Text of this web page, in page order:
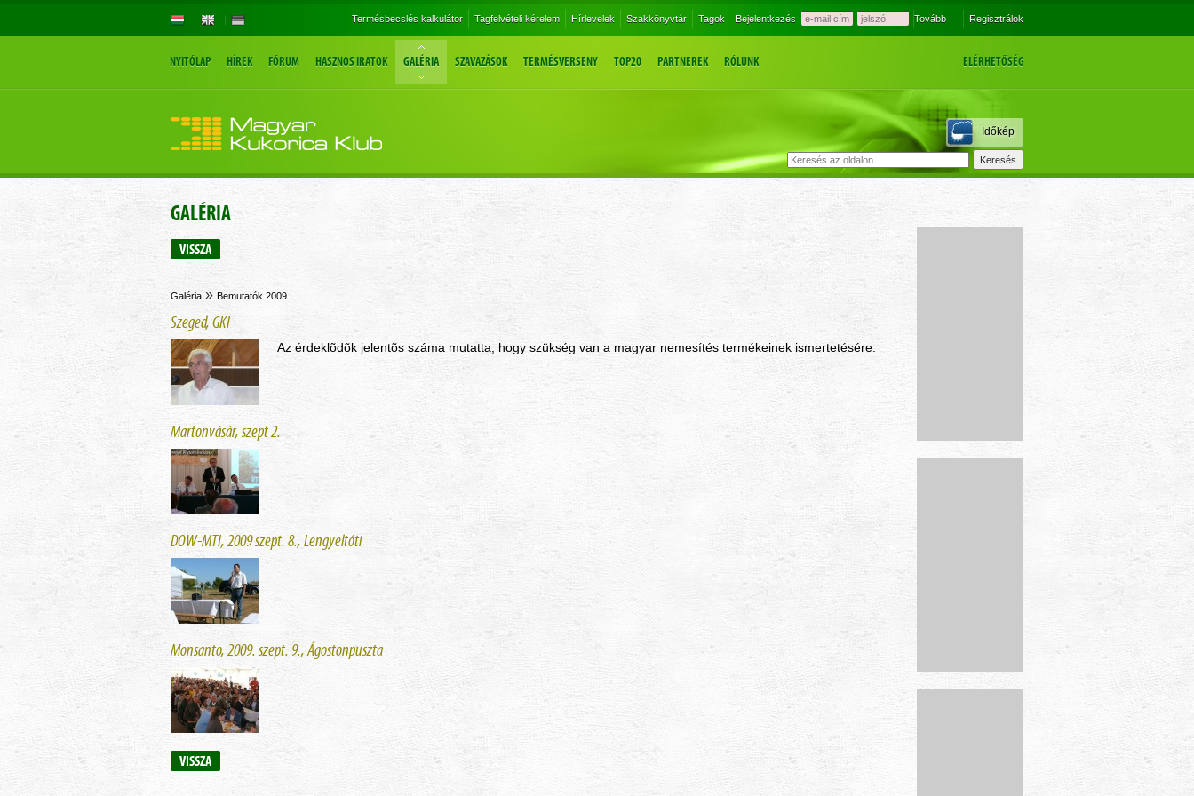
Termésbecslés kalkulátor Tagfelvételi kérelem Hírlevelek Szakkönyvtár Tagok Bejelentkezés Tovább Regisztrálok
NYITÓLAP HÍREK FÓRUM HASZNOS IRATOK GALÉRIA SZAVAZÁSOK TERMÉSVERSENY TOP20 PARTNEREK RÓLUNK ELÉRHETŐSÉG
Időkép
GALÉRIA
VISSZA
Galéria » Bemutatók 2009
Szeged, GKI
Az érdeklõdõk jelentõs száma mutatta, hogy szükség van a magyar nemesítés termékeinek ismertetésére.
Martonvásár, szept 2.
DOW-MTI, 2009 szept. 8., Lengyeltóti
Monsanto, 2009. szept. 9., Ágostonpuszta
VISSZA